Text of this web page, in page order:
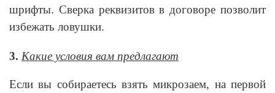
шрифты. Сверка реквизитов в договоре позволит
избежать ловушки.
3. Какие условия вам предлагают
Если вы собираетесь взять микрозаем, на первой